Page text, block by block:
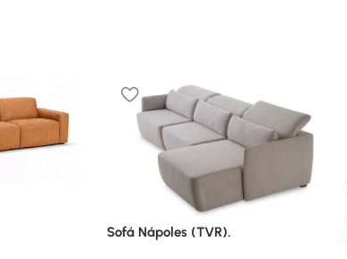
Sofá Nápoles (TVR).